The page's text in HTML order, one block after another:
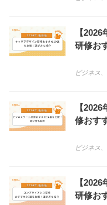
【
研修お
ビジネス
【
修おす
ビジネス
【
研修お